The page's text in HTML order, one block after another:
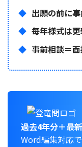
出願の前に
毎年様式は
事前相談＝
過去4年分＋最
Word編集対応で